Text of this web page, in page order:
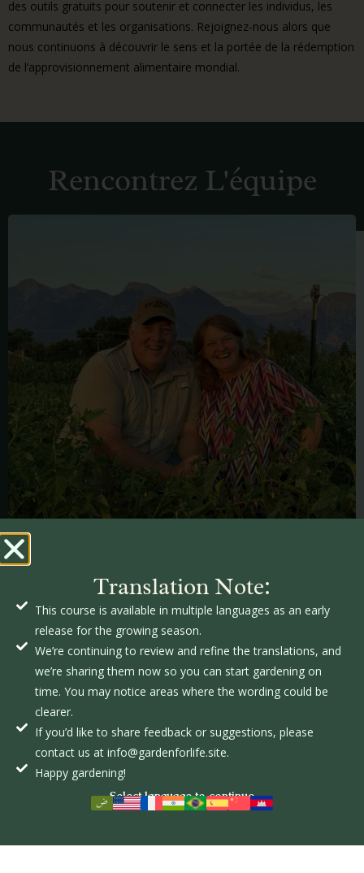
des outils gratuits pour soutenir et connecter les individus, les
communautés et les organisations. Rejoignez-nous alors que
nous continuons à découvrir le sens et la portée de la rédemption
de l’approvisionnement alimentaire mondial.
Rencontrez L'équipe
BRITTNEY
HALE
Translation Note:
This course is available in multiple languages as an early
release for the growing season.
We’re continuing to review and refine the translations, and
we’re sharing them now so you can start gardening on
time. You may notice areas where the wording could be
clearer.
If you’d like to share feedback or suggestions, please
contact us at info@gardenforlife.site.
Happy gardening!
Select language to continue